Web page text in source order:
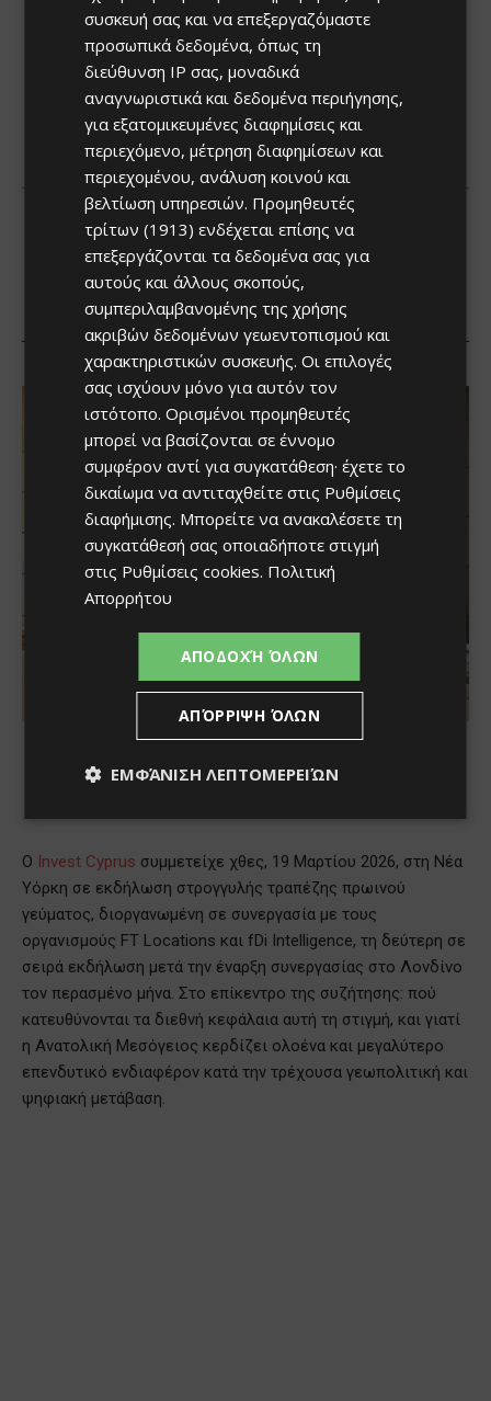
συσκευή σας και να επεξεργαζόμαστε
προσωπικά δεδομένα, όπως τη
διεύθυνση IP σας, μοναδικά
αναγνωριστικά και δεδομένα περιήγησης,
για εξατομικευμένες διαφημίσεις και
περιεχόμενο, μέτρηση διαφημίσεων και
περιεχομένου, ανάλυση κοινού και
βελτίωση υπηρεσιών. Προμηθευτές
τρίτων (1913) ενδέχεται επίσης να
επεξεργάζονται τα δεδομένα σας για
αυτούς και άλλους σκοπούς,
συμπεριλαμβανομένης της χρήσης
ακριβών δεδομένων γεωεντοπισμού και
χαρακτηριστικών συσκευής. Οι επιλογές
σας ισχύουν μόνο για αυτόν τον
ιστότοπο. Ορισμένοι προμηθευτές
μπορεί να βασίζονται σε έννομο
συμφέρον αντί για συγκατάθεση· έχετε το
δικαίωμα να αντιταχθείτε στις Ρυθμίσεις
διαφήμισης. Μπορείτε να ανακαλέσετε τη
συγκατάθεσή σας οποιαδήποτε στιγμή
στις Ρυθμίσεις cookies. Πολιτική
Απορρήτου
ΑΠΟΔΟΧΉ ΌΛΩΝ
ΑΠΌΡΡΙΨΗ ΌΛΩΝ
ΕΜΦΆΝΙΣΗ ΛΕΠΤΟΜΕΡΕΙΏΝ